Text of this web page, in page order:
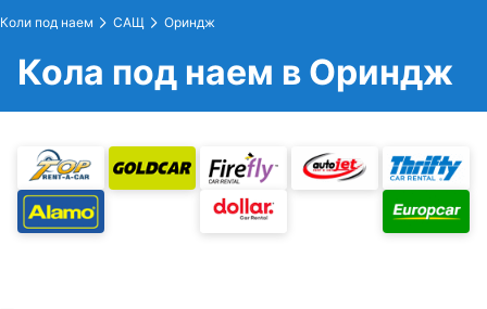
Коли под наем САЩ Ориндж
Кола под наем в Ориндж